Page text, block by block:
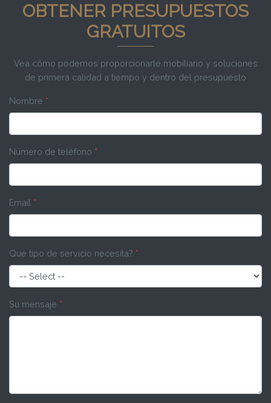
OBTENER PRESUPUESTOS
GRATUITOS
Vea cómo podemos proporcionarle mobiliario y soluciones
de primera calidad a tiempo y dentro del presupuesto
Nombre *
Número de teléfono *
Email *
Qué tipo de servicio necesita? *
Su mensaje *